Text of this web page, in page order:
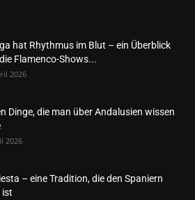
hat Rhythmus im Blut – ein Überblick
Flamenco-Shows...
2026
Dinge, die man über Andalusien wissen
2026
– eine Tradition, die den Spaniern
ist